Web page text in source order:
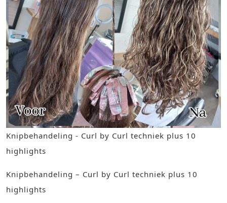
Knipbehandeling - Curl by Curl techniek plus 10
highlights
Knipbehandeling – Curl by Curl techniek plus 10
highlights